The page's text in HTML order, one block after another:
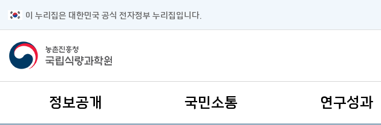
이 누리집은 대한민국 공식 전자정부 누리집입니다.
정보공개
국민소통 연구성과